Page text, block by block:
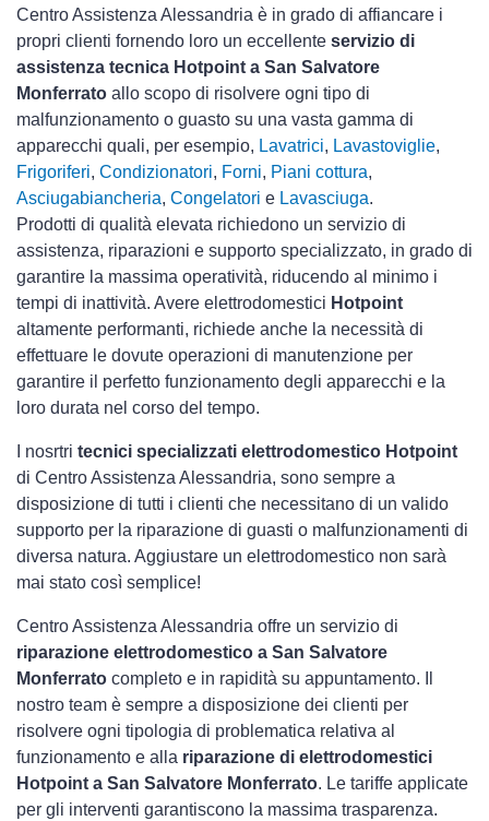
Centro Assistenza Alessandria è in grado di affiancare i
propri clienti fornendo loro un eccellente servizio di
assistenza tecnica Hotpoint a San Salvatore
Monferrato allo scopo di risolvere ogni tipo di
malfunzionamento o guasto su una vasta gamma di
apparecchi quali, per esempio, Lavatrici, Lavastoviglie,
Frigoriferi, Condizionatori, Forni, Piani cottura,
Asciugabiancheria, Congelatori e Lavasciuga.
Prodotti di qualità elevata richiedono un servizio di
assistenza, riparazioni e supporto specializzato, in grado di
garantire la massima operatività, riducendo al minimo i
tempi di inattività. Avere elettrodomestici Hotpoint
altamente performanti, richiede anche la necessità di
effettuare le dovute operazioni di manutenzione per
garantire il perfetto funzionamento degli apparecchi e la
loro durata nel corso del tempo.
I nosrtri tecnici specializzati elettrodomestico Hotpoint
di Centro Assistenza Alessandria, sono sempre a
disposizione di tutti i clienti che necessitano di un valido
supporto per la riparazione di guasti o malfunzionamenti di
diversa natura. Aggiustare un elettrodomestico non sarà
mai stato così semplice!
Centro Assistenza Alessandria offre un servizio di
riparazione elettrodomestico a San Salvatore
Monferrato completo e in rapidità su appuntamento. Il
nostro team è sempre a disposizione dei clienti per
risolvere ogni tipologia di problematica relativa al
funzionamento e alla riparazione di elettrodomestici
Hotpoint a San Salvatore Monferrato. Le tariffe applicate
per gli interventi garantiscono la massima trasparenza.